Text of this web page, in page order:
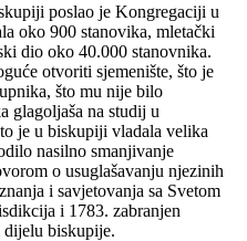
poslao je Kongregaciji u
oko 900 stanovika, mletački
dio oko 40.000 stanovnika.
otvoriti sjemenište, što je
što mu nije bilo
glagoljaša na studij u
je u biskupiji vladala velika
nasilno smanjivanje
o usuglašavanju njezinih
i savjetovanja sa Svetom
i 1783. zabranjen
dijelu biskupije.